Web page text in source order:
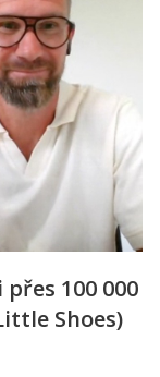
100 000
Shoes)